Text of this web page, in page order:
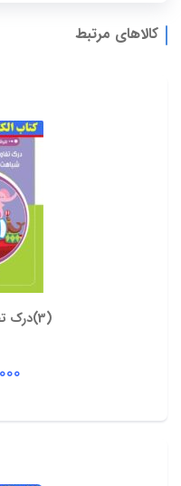
کالاهای مرتبط
(3)درک تفاوت و شباهت ها